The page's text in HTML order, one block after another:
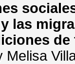
las
de
Melisa